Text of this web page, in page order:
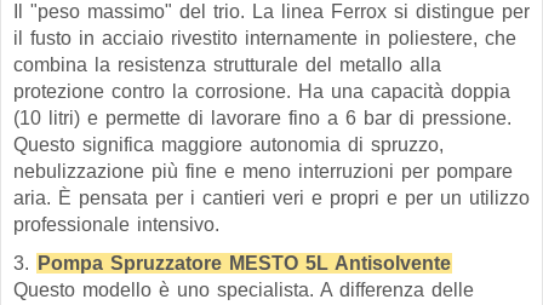
Il "peso massimo" del trio. La linea Ferrox si distingue per
il fusto in acciaio rivestito internamente in poliestere, che
combina la resistenza strutturale del metallo alla
protezione contro la corrosione. Ha una capacità doppia
(10 litri) e permette di lavorare fino a 6 bar di pressione.
Questo significa maggiore autonomia di spruzzo,
nebulizzazione più fine e meno interruzioni per pompare
aria. È pensata per i cantieri veri e propri e per un utilizzo
professionale intensivo.
3.
Pompa Spruzzatore MESTO 5L Antisolvente
Questo modello è uno specialista. A differenza delle